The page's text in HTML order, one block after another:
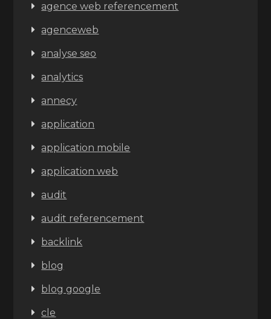
agence web referencement
agenceweb
analyse seo
analytics
annecy
application
application mobile
application web
audit
audit referencement
backlink
blog
blog google
cle